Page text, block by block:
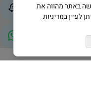
באתר מהווה את
לעיין במדיניות